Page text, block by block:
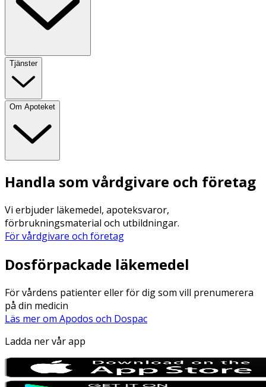
Tjänster
Om Apoteket
Handla som vårdgivare och företag
Vi erbjuder läkemedel, apoteksvaror,
förbrukningsmaterial och utbildningar.
För vårdgivare och företag
Dosförpackade läkemedel
För vårdens patienter eller för dig som vill prenumerera
på din medicin
Läs mer om Apodos och Dospac
Ladda ner vår app